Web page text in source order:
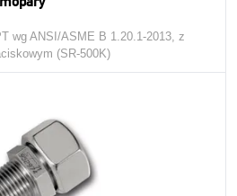
wg ANSI/ASME B 1.20.1-2013, z
(SR-500K)